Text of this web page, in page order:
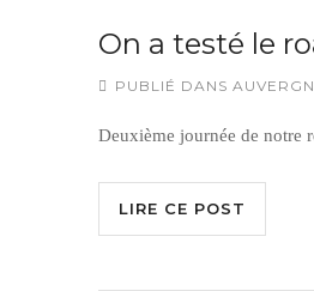
On a testé le
PUBLIÉ DANS
Deuxième journée de notre
LIRE CE POST